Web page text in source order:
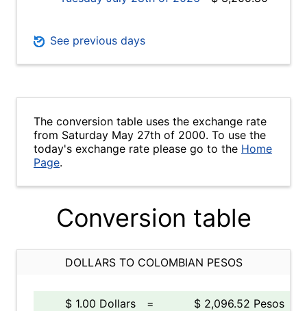
See previous days
The conversion table uses the exchange rate
from Saturday May 27th of 2000. To use the
today's exchange rate please go to the Home
Page.
Conversion table
DOLLARS TO COLOMBIAN PESOS
$ 1.00 Dollars =
$ 2,096.52 Pesos